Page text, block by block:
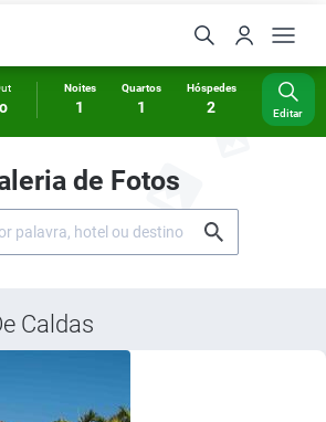
Noites
1
Quartos
1
Hóspedes
2 Editar
de Fotos
Caldas